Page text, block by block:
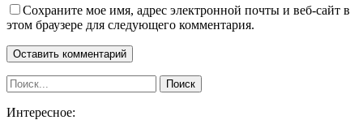
Сохраните мое имя, адрес электронной почты и веб-сайт в
этом браузере для следующего комментария.
Интересное: